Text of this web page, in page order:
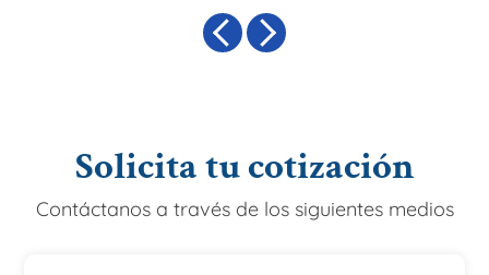
Solicita tu cotización
Contáctanos a través de los siguientes medios